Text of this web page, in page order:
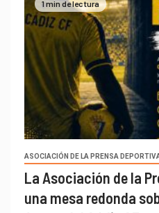
1 min de lectura
ASOCIACIÓN DE LA PRENSA
La Asociación de la
una mesa redonda